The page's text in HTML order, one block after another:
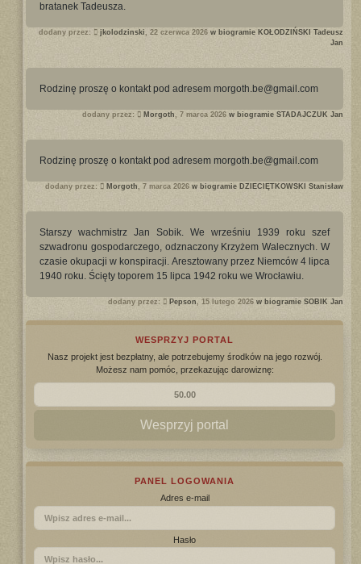
bratanek Tadeusza.
dodany przez: jkolodzinski, 22 czerwca 2026 w biogramie KOŁODZIŃSKI Tadeusz
Jan
Rodzinę proszę o kontakt pod adresem morgoth.be@gmail.com
dodany przez: Morgoth, 7 marca 2026 w biogramie STADAJCZUK Jan
Rodzinę proszę o kontakt pod adresem morgoth.be@gmail.com
dodany przez: Morgoth, 7 marca 2026 w biogramie DZIECIĘTKOWSKI Stanisław
Starszy wachmistrz Jan Sobik. We wrześniu 1939 roku szef
szwadronu gospodarczego, odznaczony Krzyżem Walecznych. W
czasie okupacji w konspiracji. Aresztowany przez Niemców 4 lipca
1940 roku. Ścięty toporem 15 lipca 1942 roku we Wrocławiu.
dodany przez: Pepson, 15 lutego 2026 w biogramie SOBIK Jan
WESPRZYJ PORTAL
Nasz projekt jest bezpłatny, ale potrzebujemy środków na jego rozwój.
Możesz nam pomóc, przekazując darowiznę:
Wesprzyj portal
PANEL LOGOWANIA
Adres e-mail
Hasło